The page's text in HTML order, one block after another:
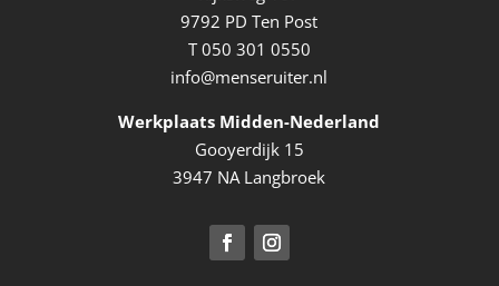
9792 PD Ten Post
T 050 301 0550
info@menseruiter.nl
Werkplaats Midden-Nederland
Gooyerdijk 15
3947 NA Langbroek